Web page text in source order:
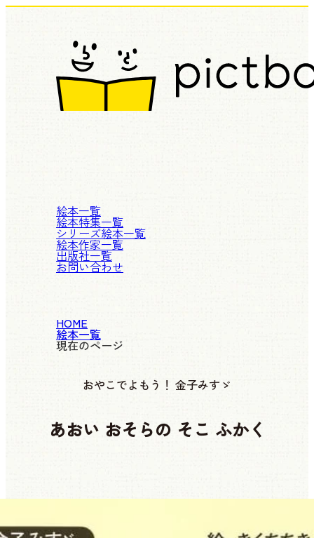
絵本一覧
絵本特集一覧
シリーズ絵本一覧
絵本作家一覧
出版社一覧
お問い合わせ
HOME
絵本一覧
現在のページ
おやこでよもう！ 金子みすゞ
あおい おそらの そこ ふかく